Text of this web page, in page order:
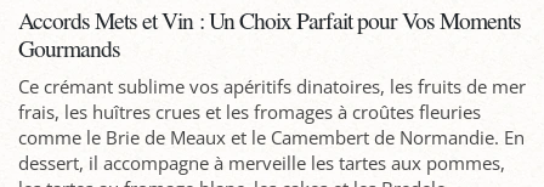
Accords Mets et Vin : Un Choix Parfait pour Vos Moments
Gourmands
Ce crémant sublime vos apéritifs dinatoires, les fruits de mer
frais, les huîtres crues et les fromages à croûtes fleuries
comme le Brie de Meaux et le Camembert de Normandie. En
dessert, il accompagne à merveille les tartes aux pommes,